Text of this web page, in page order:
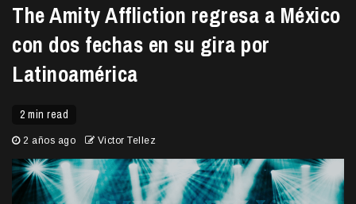
The Amity Affliction regresa a México
con dos fechas en su gira por
Latinoamérica
2 min read
2 años ago Victor Tellez